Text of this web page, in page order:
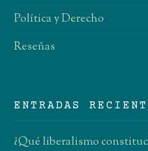
Política y Derecho
Reseñas
ENTRADAS
¿Qué liberalismo